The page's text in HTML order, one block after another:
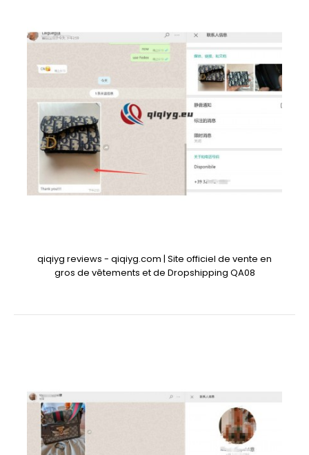
qiqiyg reviews - qiqiyg.com | Site officiel de vente en
gros de vêtements et de Dropshipping QA08